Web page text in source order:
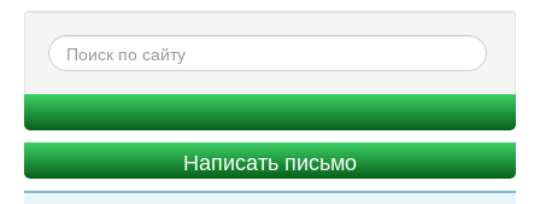
Написать письмо